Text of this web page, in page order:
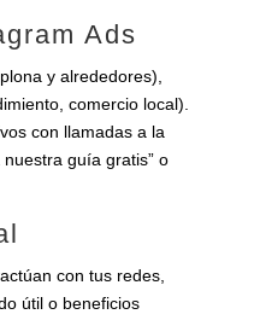
Ads
y alrededores),
comercio local).
con llamadas a la
guía gratis” o
con tus redes,
útil o beneficios